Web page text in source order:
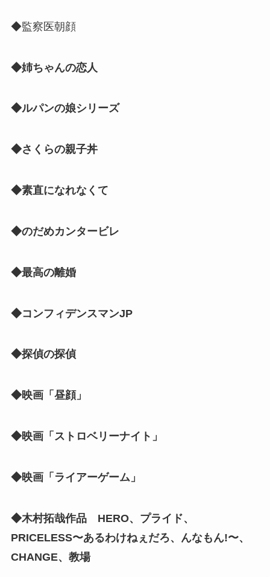
◆監察医朝顔
◆姉ちゃんの恋人
◆ルパンの娘シリーズ
◆さくらの親子丼
◆素直になれなくて
◆のだめカンタービレ
◆最高の離婚
◆コンフィデンスマンJP
◆探偵の探偵
◆映画「昼顔」
◆映画「ストロベリーナイト」
◆映画「ライアーゲーム」
◆木村拓哉作品 HERO、プライド、
PRICELESS〜あるわけねぇだろ、んなもん!〜、
CHANGE、教場